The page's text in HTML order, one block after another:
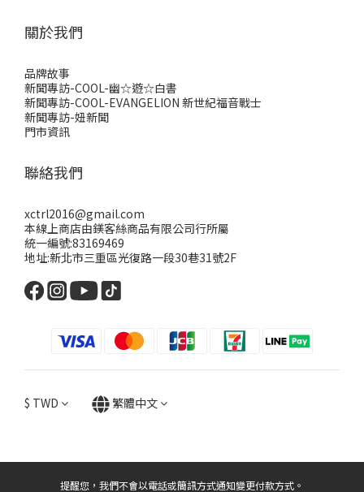
關於我們
品牌故事
新聞專訪-COOL-幽☆遊☆白書
新聞專訪-COOL-EVANGELION 新世紀福音戰士
新聞專訪-妞新聞
門市資訊
聯絡我們
xctrl2016@gmail.com
本線上商店由鎂客絲商品有限公司行所屬
統一編號:83169469
地址:新北市三重區光復路一段30巷31號2F
$ TWD 繁體中文
提醒您，我們不會以電話或簡訊方式通知變更付款方式。